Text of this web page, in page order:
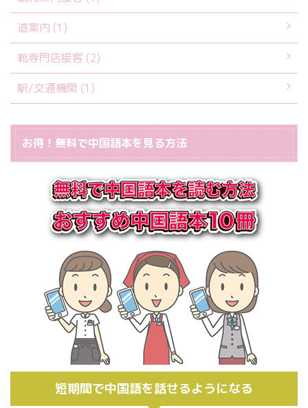
道案内 (1)
靴専門店接客 (2)
駅/交通機関 (1)
お得！無料で中国語本を見る方法
短期間で中国語を話せるようになる